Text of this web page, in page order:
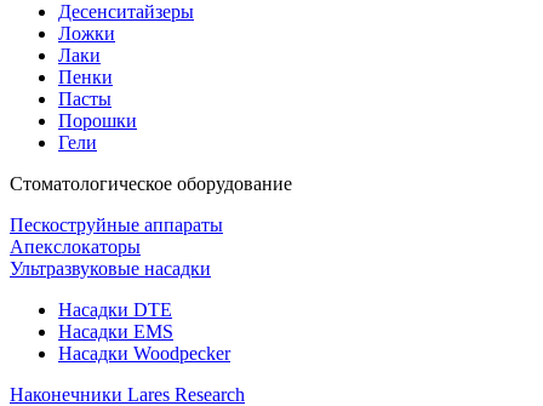
Десенситайзеры
Ложки
Лаки
Пенки
Пасты
Порошки
Гели
Стоматологическое оборудование
Пескоструйные аппараты
Апекслокаторы
Ультразвуковые насадки
Насадки DTE
Насадки EMS
Насадки Woodpecker
Наконечники Lares Research